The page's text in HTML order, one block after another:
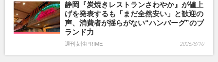
静岡『炭焼きレストランさわやか』が値上
げを発表するも「まだ全然安い」と歓迎の
声、消費者が揺らがない“ハンバーグ”のブ
ランド力
週刊女性PRIME 2026/8/10